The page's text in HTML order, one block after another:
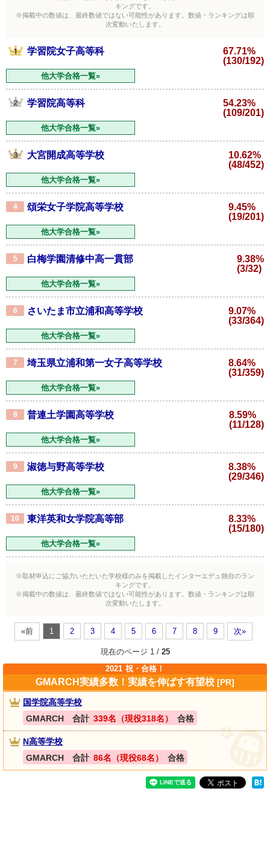
キングです。
※掲載中の数値は、最終数値ではない可能性があります。数値・ランキングは順
次変動いたします。
学習院女子高等科
67.71%
(130/192)
他大学合格一覧»
学習院高等科
54.23%
(109/201)
他大学合格一覧»
大宮開成高等学校
10.62%
(48/452)
他大学合格一覧»
4 頌栄女子学院高等学校
9.45%
(19/201)
他大学合格一覧»
5 白梅学園清修中高一貫部
9.38%
(3/32)
他大学合格一覧»
6 さいたま市立浦和高等学校
9.07%
(33/364)
他大学合格一覧»
7 埼玉県立浦和第一女子高等学校
8.64%
(31/359)
他大学合格一覧»
8 普連土学園高等学校
8.59%
(11/128)
他大学合格一覧»
9 淑徳与野高等学校
8.38%
(29/346)
他大学合格一覧»
10 東洋英和女学院高等部
8.33%
(15/180)
他大学合格一覧»
※取材申込にご協力いただいた学校様のみを掲載したインターエデュ独自のラン
キングです。
※掲載中の数値は、最終数値ではない可能性があります。数値・ランキングは順
次変動いたします。
«前 1 2 3 4 5 6 7 8 9 次»
現在のページ 1 / 25
2021 祝・合格！
GMARCH実績多数！実績を伸ばす有望校 [PR]
国学院高等学校
GMARCH 合計 339名（現役318名） 合格
N高等学校
GMARCH 合計 86名（現役68名） 合格